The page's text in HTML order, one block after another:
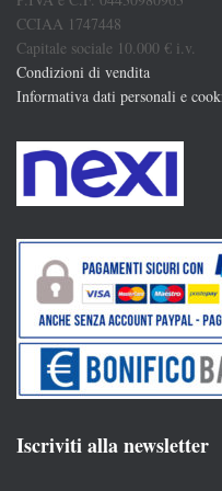
CCIAA 1747448
Capitale sociale 10.000 € i.v.
Condizioni di vendita
Informativa dati personali e
Iscriviti alla newsletter